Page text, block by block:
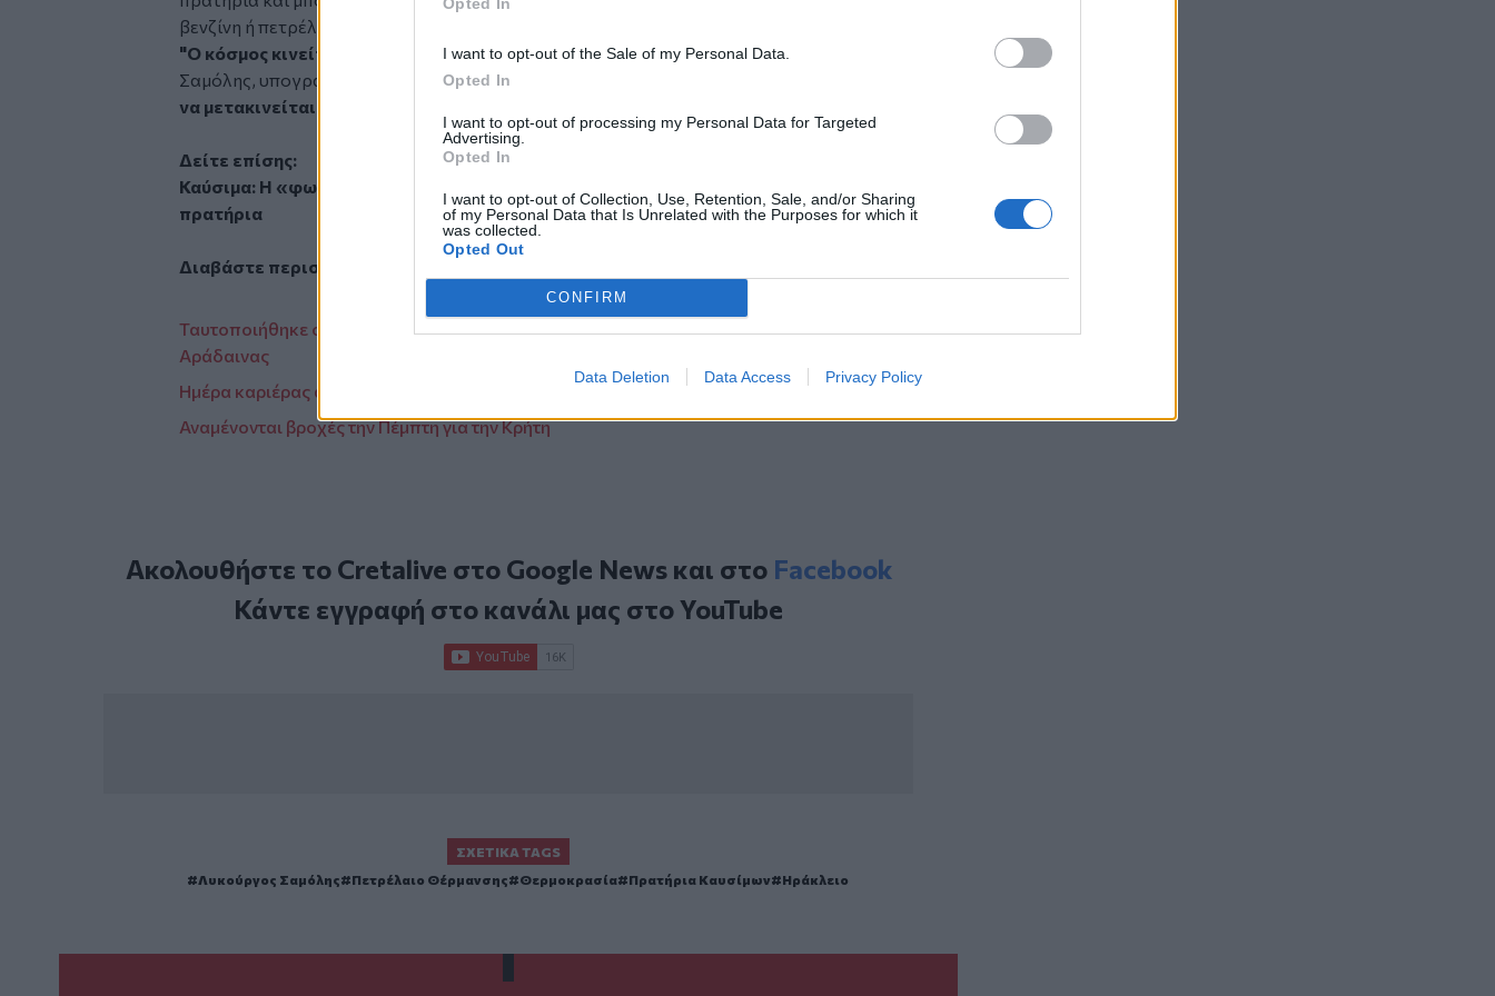
I want to opt-out of the Sale of my Personal Data.
Opted In
I want to opt-out of processing my Personal Data for Targeted
Advertising.
Opted In
I want to opt-out of Collection, Use, Retention, Sale, and/or Sharing
of my Personal Data that Is Unrelated with the Purposes for which it
was collected.
Opted Out
CONFIRM
Data Deletion Data Access Privacy Policy
βενζίνη ή πετρέλαιο για τις μετακινήσεις τους.
"Ο κόσμος κινείται, υπάρχει κίνηση στα πρατήρια"- αναφέρει ο Λυκούργος
Σαμόλης, υπογραμμίζοντας ότι μετά τα διαδοχικά lockdown,
να μετακινείται"
Δείτε επίσης:
Καύσιμα: Η «φωτιά» στις τιμές και ο προβληματισμός για τα «φθηνά»
πρατήρια
Διαβάστε περισσότερες ειδήσεις από την
Ταυτοποιήθηκε ο άτυχος άνδρας που έπεσε στο κενό από τη γέφυρα της
Αράδαινας
Ημέρα καριέρας από το Δημόσιο ΙΕΚ Ρεθύμνου
Αναμένονται βροχές την Πέμπτη για την Κρήτη
Ακολουθήστε το Cretalive στο Google Newsκαι στο Facebook
Κάντε εγγραφή στο κανάλι μας στοYouTube
ΣΧΕΤΙΚΆ TAGS
Λυκούργος Σαμόλης
Πετρέλαιο Θέρμανσης Θερμοκρασία Πρατήρια Καυσίμων Ηράκλειο